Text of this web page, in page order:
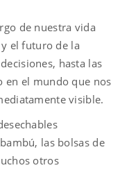
de nuestra vida
el futuro de la
hasta las
en el mundo que nos
visible.
las bolsas de
otros